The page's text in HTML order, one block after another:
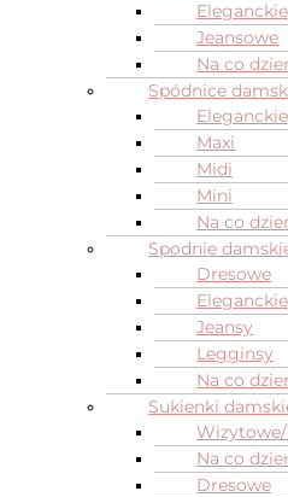
Eleganckie
Jeansowe
Na co
Spódnice
Eleganckie
Maxi
Midi
Mini
Na co
Spodnie
Dresowe
Eleganckie
Jeansy
Legginsy
Na co
Sukienki
Na co
Dresowe